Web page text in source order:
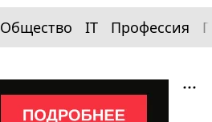
Общество IT Профессия